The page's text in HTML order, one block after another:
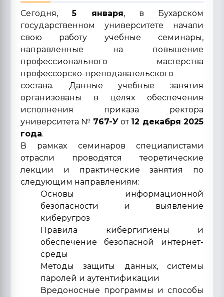
Сегодня,5 января, в Бухарском
государственном университете начали
свою работу учебные семинары,
направленные на повышение
профессионального мастерства
профессорско-преподавательского
состава. Данные учебные занятия
организованы в целях обеспечения
исполнения приказа ректора
университета № 767-Уот 12 декабря 2025
года.
В рамках семинаров специалистами
отрасли проводятся теоретические
лекции и практические занятия по
следующим направлениям:
Основы информационной
безопасности и выявление
киберугроз
Правила кибергигиены и
обеспечение безопасной интернет-
среды
Методы защиты данных, системы
паролей и аутентификации
Вредоносные программы и способы